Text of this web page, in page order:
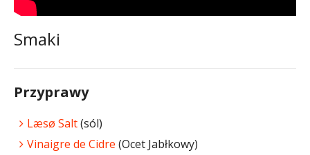
Smaki
Przyprawy
Læsø Salt(sól)
Vinaigre de Cidre (Ocet Jabłkowy)